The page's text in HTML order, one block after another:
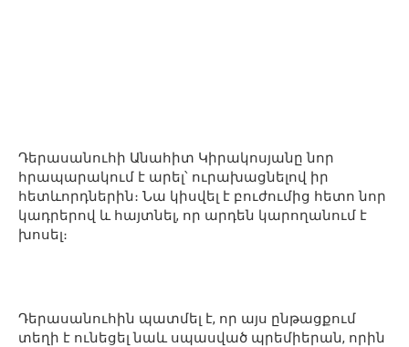
Դերասանուհի Անահիտ Կիրակոսյանը նոր
հրապարակում է արել՝ ուրախացնելով իր
հետևորդներին։ Նա կիսվել է բուժումից հետո նոր
կադրերով և հայտնել, որ արդեն կարողանում է
խոսել։
Դերասանուհին պատմել է, որ այս ընթացքում
տեղի է ունեցել նաև սպասված պրեմիերան, որին